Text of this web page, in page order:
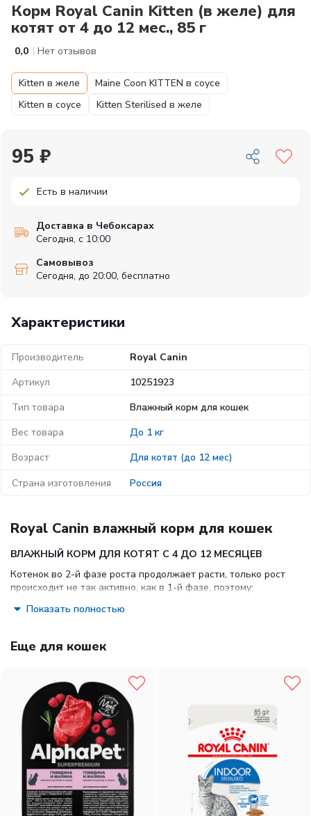
Корм Royal Canin Kitten (в желе) для
котят от 4 до 12 мес., 85 г
0,0 | Нет отзывов
Kitten в желе
Maine Coon KITTEN в соусе
Kitten в соусе
Kitten Sterilised в желе
Характеристики
Производитель
Royal Canin
Артикул
10251923
Тип товара
Влажный корм для кошек
Вес товара
До 1 кг
Возраст
Для котят (до 12 мес)
Страна изготовления
Россия
95 ₽
Есть в наличии
Доставка в Чебоксарах
Сегодня, с 10:00
Самовывоз
Сегодня, до 20:00, бесплатно
Royal Canin влажный корм для кошек
ВЛАЖНЫЙ КОРМ ДЛЯ КОТЯТ С 4 ДО 12 МЕСЯЦЕВ
Котенок во 2-й фазе роста продолжает расти, только рост
происходит не так активно, как в 1-й фазе, поэтому:
Он предпочитает специальную формулу Macro
хотя и несколько меньшей, чем у котят 1-й фазы
У котят прорезаются постоянные зубы.
Котенок 2-й фазы роста уже обладает собственной
иммунной системой, однако его естественные
защитные силы пока остаются уязвимыми.
ИНГРЕДИЕНТЫ
Мясо и производные животного происхождения, экстракт
растительного белка, производные растительного
происхождения, злаки, минеральные вещества, масла и
жиры, дрожжи, различные сахара.
Показать полностью
Еще для кошек